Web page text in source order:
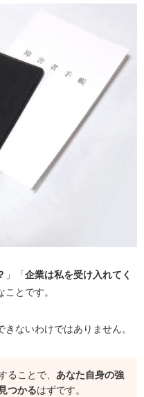
」「企業は私を受け入れてく
とです。
ないわけではありません。
ることで、あなた自身の強
つかるはずです。